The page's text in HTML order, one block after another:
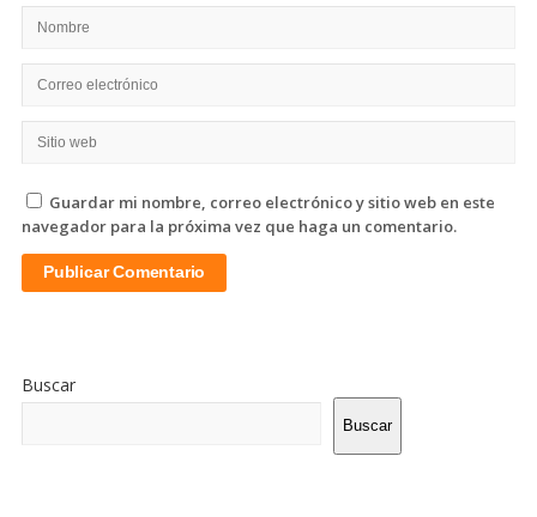
Guardar mi nombre, correo electrónico y sitio web en este
navegador para la próxima vez que haga un comentario.
La
Lateral
Buscar
Buscar